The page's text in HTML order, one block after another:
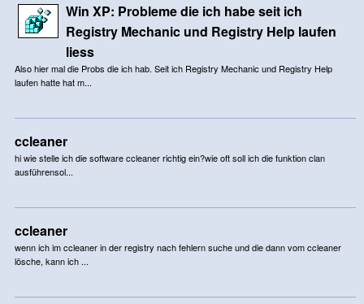
Win XP: Probleme die ich habe seit ich
Registry Mechanic und Registry Help laufen
liess
Also hier mal die Probs die ich hab. Seit ich Registry Mechanic und Registry Help
laufen hatte hat m...
ccleaner
hi wie stelle ich die software ccleaner richtig ein?wie oft soll ich die funktion clan
ausführensol...
ccleaner
wenn ich im ccleaner in der registry nach fehlern suche und die dann vom ccleaner
lösche, kann ich ...